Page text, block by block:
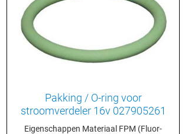
Pakking / O-ring voor
stroomverdeler 16v 027905261
Eigenschappen Materiaal FPM (Fluor-